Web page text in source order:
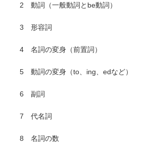
2 動詞（一般動詞とbe動詞）
3 形容詞
4 名詞の変身（前置詞）
5 動詞の変身（to、ing、edなど）
6 副詞
7 代名詞
8 名詞の数